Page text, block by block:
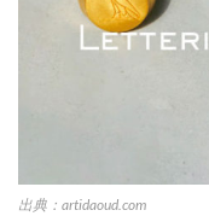
出典：artidaoud.com